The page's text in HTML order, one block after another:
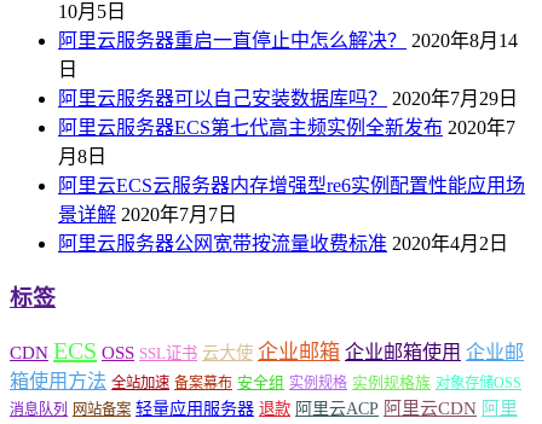
10月5日
阿里云服务器重启一直停止中怎么解决？
2020年8月14
日
阿里云服务器可以自己安装数据库吗？
2020年7月29日
阿里云服务器ECS第七代高主频实例全新发布 2020年7
月8日
阿里云ECS云服务器内存增强型re6实例配置性能应用场
景详解 2020年7月7日
阿里云服务器公网宽带按流量收费标准 2020年4月2日
标签
CDN ECS OSS SSL证书 云大使 企业邮箱 企业邮箱使用 企业邮
箱使用方法 全站加速 备案幕布 安全组 实例规格 实例规格族 对象存储OSS
消息队列
网站备案 轻量应用服务器 退款 阿里云ACP 阿里云CDN 阿里